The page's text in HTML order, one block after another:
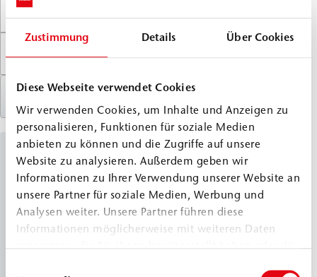
Zustimmung Details Über Cookies
Diese Webseite verwendet Cookies
Wir verwenden Cookies, um Inhalte und Anzeigen zu
personalisieren, Funktionen für soziale Medien
anbieten zu können und die Zugriffe auf unsere
Website zu analysieren. Außerdem geben wir
Informationen zu Ihrer Verwendung unserer Website an
unsere Partner für soziale Medien, Werbung und
Analysen weiter. Unsere Partner führen diese
Informationen möglicherweise mit weiteren Daten
Produkt oder Stichwort suchen
Injektionssilane
WEBAC®2135
Classic Line